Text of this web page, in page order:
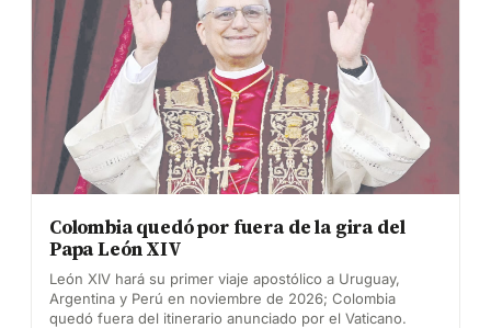
Colombia quedó por fuera de la gira del
Papa León XIV
León XIV hará su primer viaje apostólico a Uruguay,
Argentina y Perú en noviembre de 2026; Colombia
quedó fuera del itinerario anunciado por el Vaticano.